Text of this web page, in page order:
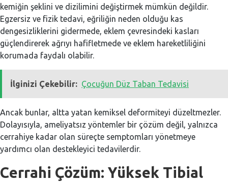
kemiğin şeklini ve dizilimini değiştirmek mümkün değildir.
Egzersiz ve fizik tedavi, eğriliğin neden olduğu kas
dengesizliklerini gidermede, eklem çevresindeki kasları
güçlendirerek ağrıyı hafifletmede ve eklem hareketliliğini
korumada faydalı olabilir.
İlginizi Çekebilir: Çocuğun Düz Taban Tedavisi
Ancak bunlar, altta yatan kemiksel deformiteyi düzeltmezler.
Dolayısıyla, ameliyatsız yöntemler bir çözüm değil, yalnızca
cerrahiye kadar olan süreçte semptomları yönetmeye
yardımcı olan destekleyici tedavilerdir.
Cerrahi Çözüm: Yüksek Tibial